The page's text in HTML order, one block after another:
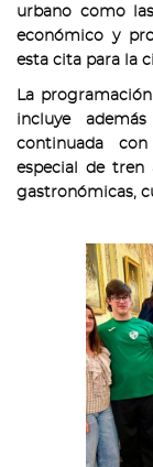
urbano como
económico y
esta cita para la
La
incluye
continuada
especial de tren
gastronómicas,